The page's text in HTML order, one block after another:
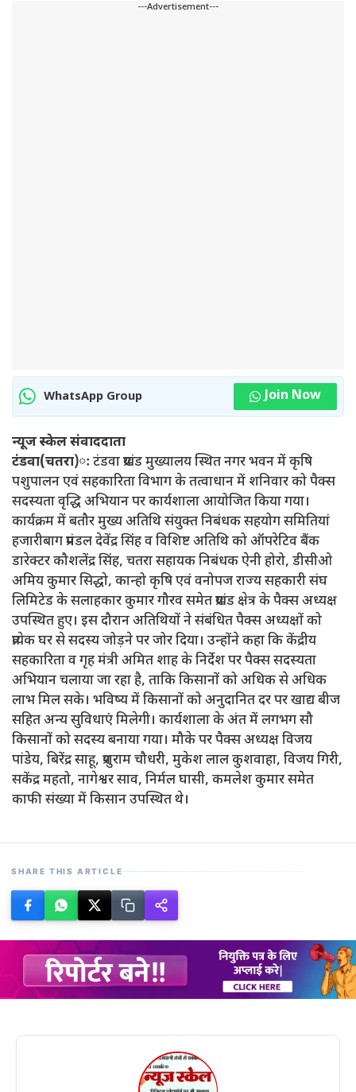
---Advertisement---
WhatsApp Group Join Now
न्यूज स्केल संवाददाता
टंडवा(चतरा)ः टंडवा प्रखंड मुख्यालय स्थित नगर भवन में कृषि
पशुपालन एवं सहकारिता विभाग के तत्वाधान में शनिवार को पैक्स
सदस्यता वृद्धि अभियान पर कार्यशाला आयोजित किया गया।
कार्यक्रम में बतौर मुख्य अतिथि संयुक्त निबंधक सहयोग समितियां
हजारीबाग प्रमंडल देवेंद्र सिंह व विशिष्ट अतिथि को ऑपरेटिव बैंक
डारेक्टर कौशलेंद्र सिंह, चतरा सहायक निबंधक ऐनी होरो, डीसीओ
अमिय कुमार सिद्धो, कान्हो कृषि एवं वनोपज राज्य सहकारी संघ
लिमिटेड के सलाहकार कुमार गौरव समेत प्रखंड क्षेत्र के पैक्स अध्यक्ष
उपस्थित हुए। इस दौरान अतिथियों ने संबंधित पैक्स अध्यक्षों को
प्रत्येक घर से सदस्य जोड़ने पर जोर दिया। उन्होंने कहा कि केंद्रीय
सहकारिता व गृह मंत्री अमित शाह के निर्देश पर पैक्स सदस्यता
अभियान चलाया जा रहा है, ताकि किसानों को अधिक से अधिक
लाभ मिल सके। भविष्य में किसानों को अनुदानित दर पर खाद्य बीज
सहित अन्य सुविधाएं मिलेगी। कार्यशाला के अंत में लगभग सौ
किसानों को सदस्य बनाया गया। मौके पर पैक्स अध्यक्ष विजय
पांडेय, बिरेंद्र साहू, प्रशुराम चौधरी, मुकेश लाल कुशवाहा, विजय गिरी,
सकेंद्र महतो, नागेश्वर साव, निर्मल घासी, कमलेश कुमार समेत
काफी संख्या में किसान उपस्थित थे।
SHARE THIS ARTICLE